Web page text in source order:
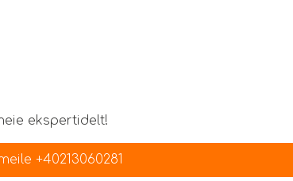
ekspertidelt!
+40213060281